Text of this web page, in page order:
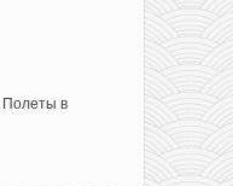
Полеты в